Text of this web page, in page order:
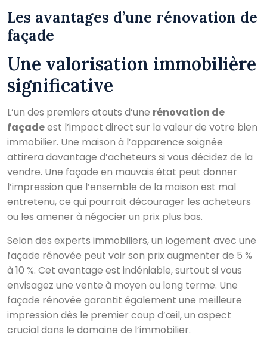
Les avantages d’une rénovation de
façade
Une valorisation immobilière
significative
L’un des premiers atouts d’une rénovation de
façadeest l’impact direct sur la valeur de votre bien
immobilier. Une maison à l’apparence soignée
attirera davantage d’acheteurs si vous décidez de la
vendre. Une façade en mauvais état peut donner
l’impression que l’ensemble de la maison est mal
entretenu, ce qui pourrait décourager les acheteurs
ou les amener à négocier un prix plus bas.
Selon des experts immobiliers, un logement avec une
façade rénovée peut voir son prix augmenter de 5 %
à 10 %. Cet avantage est indéniable, surtout si vous
envisagez une vente à moyen ou long terme. Une
façade rénovée garantit également une meilleure
impression dès le premier coup d’œil, un aspect
crucial dans le domaine de l’immobilier.